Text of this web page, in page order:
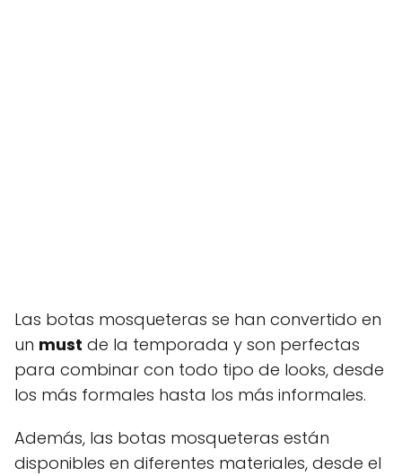
Las botas mosqueteras se han convertido en
un must de la temporada y son perfectas
para combinar con todo tipo de looks, desde
los más formales hasta los más informales.
Además, las botas mosqueteras están
disponibles en diferentes materiales, desde el